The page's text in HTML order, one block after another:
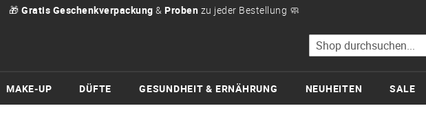
🎁 Gratis Geschenkverpackung & Proben zu jeder Bestellung 🧼
Suche
MAKE-UP DÜFTE GESUNDHEIT & ERNÄHRUNG NEUHEITEN SALE